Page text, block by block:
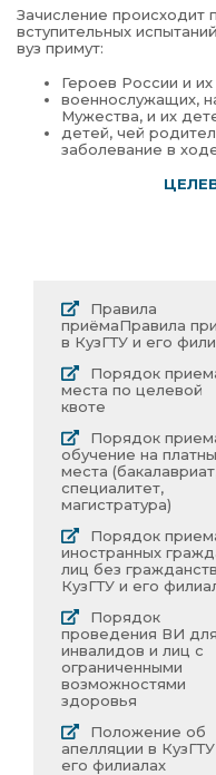
Зачисление происходит
вступительных
вуз примут:
Героев России и
военнослужащих,
Мужества, и их
детей, чей
заболевание в
Правила
приёмаПравила
в КузГТУ и его
Порядок
места по целевой
квоте
Порядок
обучение на
места
специалитет,
магистратура)
Порядок
иностранных
лиц без
КузГТУ и его
Порядок
проведения ВИ для
инвалидов и лиц с
ограниченными
возможностями
здоровья
Положение об
апелляции в
его филиалах